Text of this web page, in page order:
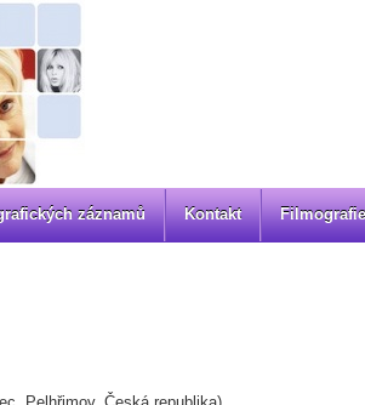
záznamů Kontakt Filmografie